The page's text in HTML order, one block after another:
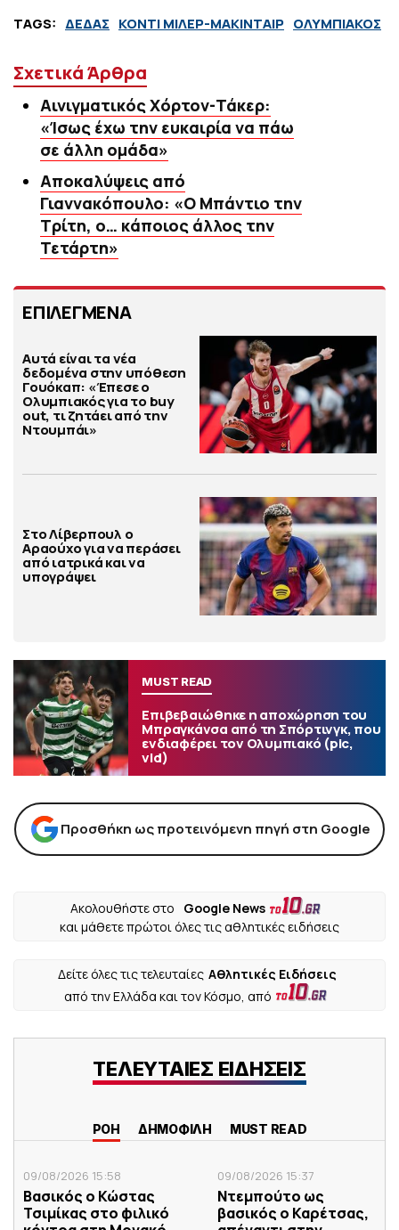
TAGS: ΔΕΔΑΣ ΚΟΝΤΙ ΜΙΛΕΡ-ΜΑΚΙΝΤΑΙΡ ΟΛΥΜΠΙΑΚΟΣ
Σχετικά Άρθρα
Αινιγματικός Χόρτον-Τάκερ:
«Ίσως έχω την ευκαιρία να πάω
σε άλλη ομάδα»
Αποκαλύψεις από
Γιαννακόπουλο: «Ο Μπάντιο την
Τρίτη, ο… κάποιος άλλος την
Τετάρτη»
ΕΠΙΛΕΓΜΕΝΑ
Αυτά είναι τα νέα
δεδομένα στην υπόθεση
Γουόκαπ: «Έπεσε ο
Ολυμπιακός για το buy
out, τι ζητάει από την
Ντουμπάι»
Στο Λίβερπουλ ο
Αραούχο για να περάσει
από ιατρικά και να
υπογράψει
MUST READ
Επιβεβαιώθηκε η αποχώρηση του
Μπραγκάνσα από τη Σπόρτινγκ, που
ενδιαφέρει τον Ολυμπιακό (pic,
vid)
Προσθήκη ως προτεινόμενη πηγή στη Google
Ακολουθήστε στο
Google News
και μάθετε πρώτοι όλες τις αθλητικές ειδήσεις
Δείτε όλες τις τελευταίες Αθλητικές Ειδήσεις
από την Ελλάδα και τον Κόσμο, από
ΤΕΛΕΥΤΑΙΕΣ ΕΙΔΗΣΕΙΣ
ΡΟΗ ΔΗΜΟΦΙΛΗ MUST READ
09/08/2026 15:58
Βασικός ο Κώστας
Τσιμίκας στο φιλικό
09/08/2026 15:37
Ντεμπούτο ως
βασικός ο Καρέτσας,